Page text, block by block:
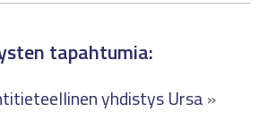
tapahtumia:
yhdistys Ursa»